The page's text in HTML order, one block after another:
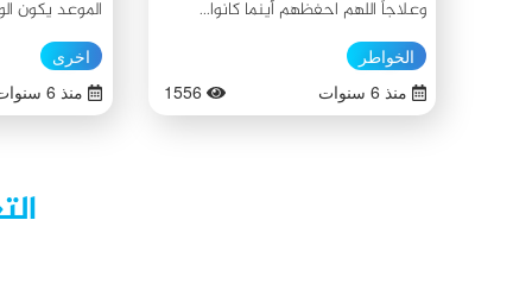
وعلاجاً اللهم احفظهم أينما كانوا...
واحفظ حبنا لهم ، وحبهم لنا..فيكَ،
ماحيينا #حب_في_الله
الخواطر
منذ 6 سنوات
1556
الموعد يكون
بأجمل صورها.
الاختلاف عمّا
مكان الانطلاق
أكثر من الف
ملائكة، وأما
اخرى
منذ 6 سنوات